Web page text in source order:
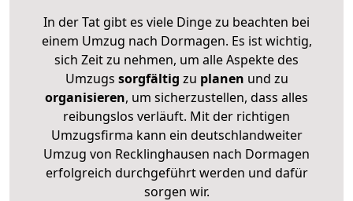
In der Tat gibt es viele Dinge zu beachten bei
einem Umzug nach Dormagen. Es ist wichtig,
sich Zeit zu nehmen, um alle Aspekte des
Umzugs sorgfältig zu planen und zu
organisieren, um sicherzustellen, dass alles
reibungslos verläuft. Mit der richtigen
Umzugsfirma kann ein deutschlandweiter
Umzug von Recklinghausen nach Dormagen
erfolgreich durchgeführt werden und dafür
sorgen wir.